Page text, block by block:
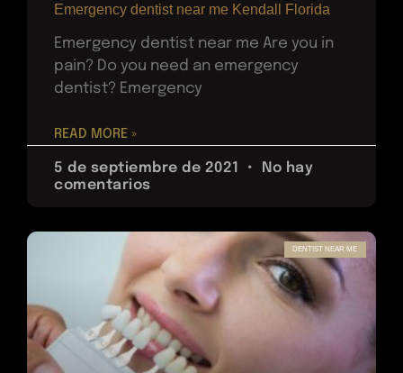
Emergency dentist near me Kendall Florida
Emergency dentist near me Are you in
pain? Do you need an emergency
dentist? Emergency
READ MORE »
5 de septiembre de 2021
No hay
comentarios
DENTIST NEAR ME